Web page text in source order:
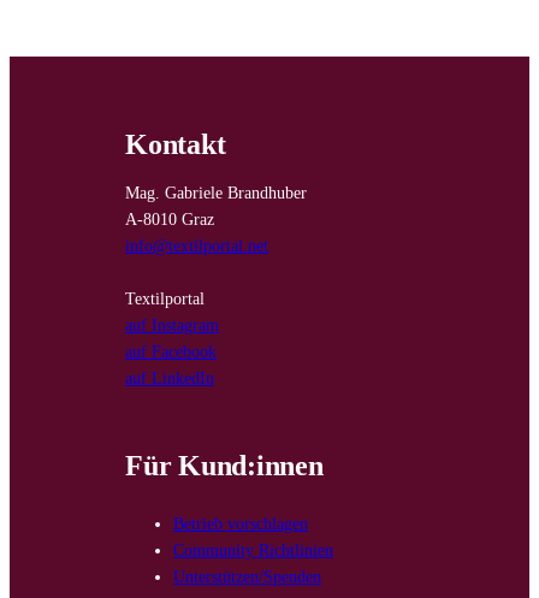
Kontakt
Mag. Gabriele Brandhuber
A-8010 Graz
info@textilportal.net
Textilportal
auf Instagram
auf Facebook
auf LinkedIn
Für Kund:innen
Betrieb vorschlagen
Community Richtlinien
Unterstützen/Spenden